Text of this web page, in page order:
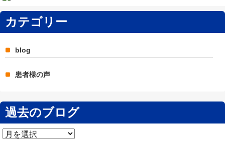
カテゴリー
blog
患者様の声
過去のブログ
過